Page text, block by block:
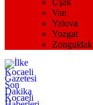
Uşak
Van
Yalova
Yozgat
Zonguldak